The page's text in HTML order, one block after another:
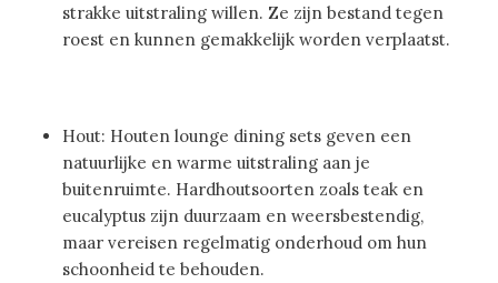
strakke uitstraling willen. Ze zijn bestand tegen
roest en kunnen gemakkelijk worden verplaatst.
Hout: Houten lounge dining sets geven een
natuurlijke en warme uitstraling aan je
buitenruimte. Hardhoutsoorten zoals teak en
eucalyptus zijn duurzaam en weersbestendig,
maar vereisen regelmatig onderhoud om hun
schoonheid te behouden.